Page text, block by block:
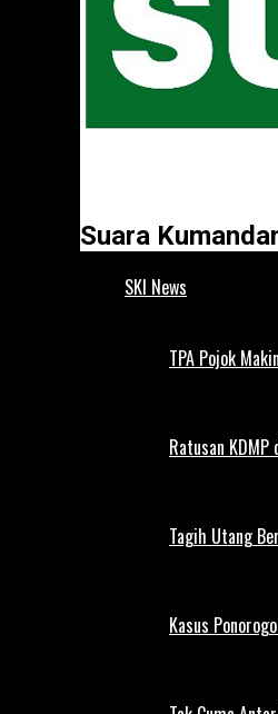
Suara
SKI News
TPA Pojok
Ratusan
Tagih Utang
Kasus